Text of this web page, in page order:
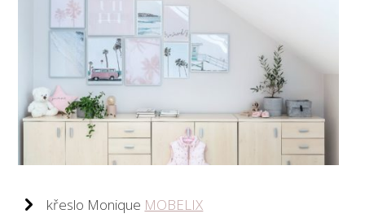
křeslo Monique MOBELIX